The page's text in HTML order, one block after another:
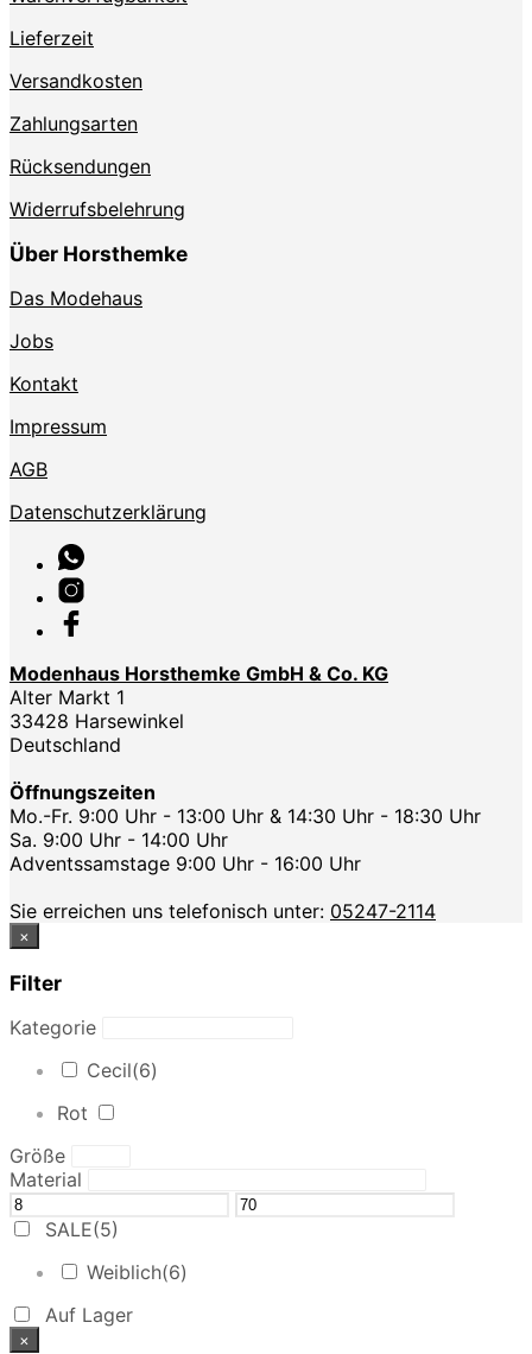
Lieferzeit
Versandkosten
Zahlungsarten
Rücksendungen
Widerrufsbelehrung
Über Horsthemke
Das Modehaus
Jobs
Kontakt
Impressum
AGB
Datenschutzerklärung
Modenhaus Horsthemke GmbH & Co. KG
Alter Markt 1
33428 Harsewinkel
Deutschland
Öffnungszeiten
Mo.-Fr. 9:00 Uhr - 13:00 Uhr & 14:30 Uhr - 18:30 Uhr
Sa. 9:00 Uhr - 14:00 Uhr
Adventssamstage 9:00 Uhr - 16:00 Uhr
Sie erreichen uns telefonisch unter: 05247-2114
×
Filter
Kategorie
Cecil(6)
Rot
Größe
Material
SALE(5)
Weiblich(6)
Auf Lager
×